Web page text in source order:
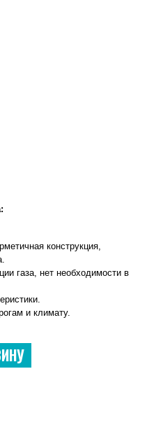
конструкция,
газа, нет необходимости в
и климату.